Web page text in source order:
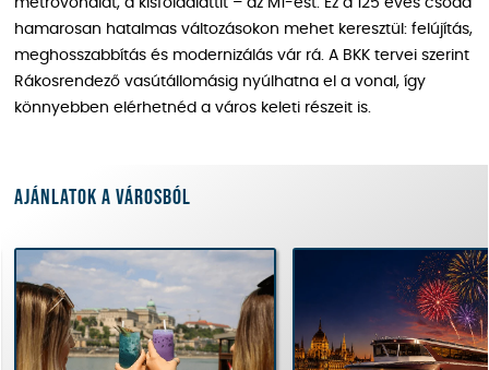
hamarosan hatalmas változásokon mehet keresztül: felújítás,
meghosszabbítás és modernizálás vár rá. A BKK tervei szerint
Rákosrendező vasútállomásig nyúlhatna el a vonal, így
könnyebben elérhetnéd a város keleti részeit is.
Ajánlatok a városból